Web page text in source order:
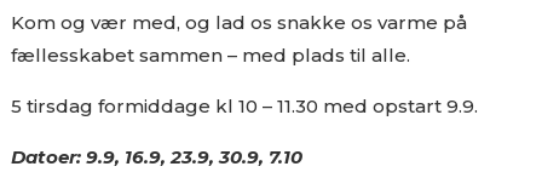
Kom og vær med, og lad os snakke os varme på
fællesskabet sammen – med plads til alle.
5 tirsdag formiddage kl 10 – 11.30 med opstart 9.9.
Datoer: 9.9, 16.9, 23.9, 30.9, 7.10